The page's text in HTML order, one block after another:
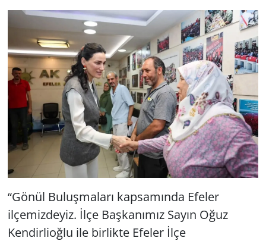
“Gönül Buluşmaları kapsamında Efeler
ilçemizdeyiz. İlçe Başkanımız Sayın Oğuz
Kendirlioğlu ile birlikte Efeler İlçe